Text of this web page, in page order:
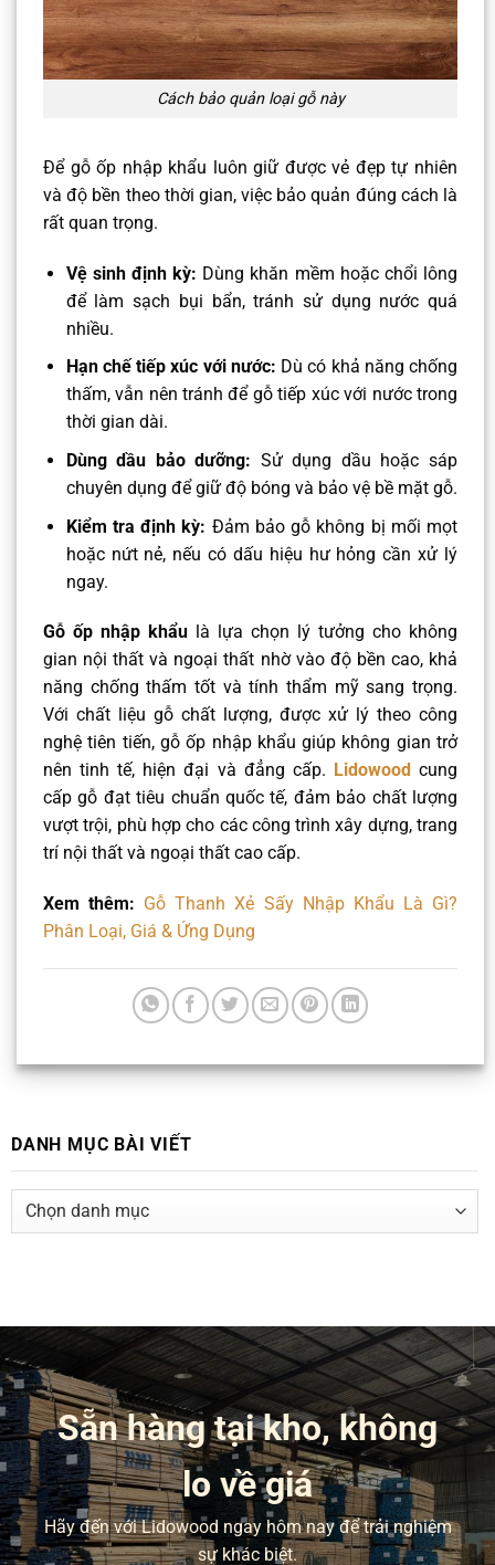
Cách bảo quản loại gỗ này
Để gỗ ốp nhập khẩu luôn giữ được vẻ đẹp tự nhiên
và độ bền theo thời gian, việc bảo quản đúng cách là
rất quan trọng.
Vệ sinh định kỳ: Dùng khăn mềm hoặc chổi lông
để làm sạch bụi bẩn, tránh sử dụng nước quá
nhiều.
Hạn chế tiếp xúc với nước: Dù có khả năng chống
thấm, vẫn nên tránh để gỗ tiếp xúc với nước trong
thời gian dài.
Dùng dầu bảo dưỡng: Sử dụng dầu hoặc sáp
chuyên dụng để giữ độ bóng và bảo vệ bề mặt gỗ.
Kiểm tra định kỳ: Đảm bảo gỗ không bị mối mọt
hoặc nứt nẻ, nếu có dấu hiệu hư hỏng cần xử lý
ngay.
Gỗ ốp nhập khẩu là lựa chọn lý tưởng cho không
gian nội thất và ngoại thất nhờ vào độ bền cao, khả
năng chống thấm tốt và tính thẩm mỹ sang trọng.
Với chất liệu gỗ chất lượng, được xử lý theo công
nghệ tiên tiến, gỗ ốp nhập khẩu giúp không gian trở
nên tinh tế, hiện đại và đẳng cấp. Lidowood cung
cấp gỗ đạt tiêu chuẩn quốc tế, đảm bảo chất lượng
vượt trội, phù hợp cho các công trình xây dựng, trang
trí nội thất và ngoại thất cao cấp.
Xem thêm: Gỗ Thanh Xẻ Sấy Nhập Khẩu Là Gì?
Phân Loại, Giá & Ứng Dụng
DANH MỤC BÀI VIẾT
DANH
Sẵn hàng tại kho, không
lo về giá
Hãy đến với Lidowood ngay hôm nay để trải nghiệm
sự khác biệt.